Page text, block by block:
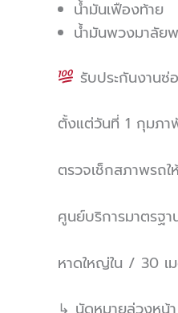
น้ำมันเฟืองท้าย
น้ำมันพวงมาลัยพ
รับประกันงาน
ตั้งแต่วันที่ 1 กุมภ
ตรวจเช็กสภาพรถ
ศูนย์บริการมาตรฐา
หาดใหญ่ใน / 30 เ